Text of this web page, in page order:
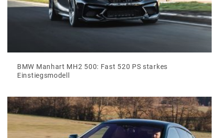
BMW Manhart MH2 500: Fast 520 PS starkes
Einstiegsmodell